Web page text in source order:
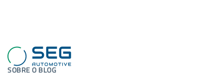
SOBRE O BLOG